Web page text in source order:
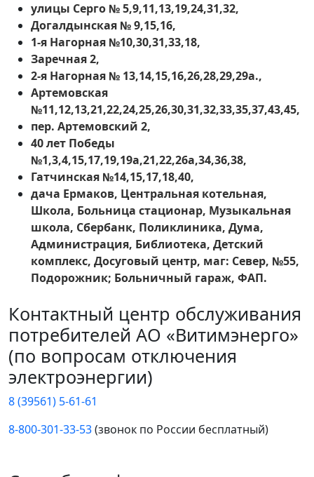
улицы Серго № 5,9,11,13,19,24,31,32,
Догалдынская № 9,15,16,
1-я Нагорная №10,30,31,33,18,
Заречная 2,
2-я Нагорная № 13,14,15,16,26,28,29,29а.,
Артемовская
№11,12,13,21,22,24,25,26,30,31,32,33,35,37,43,45,
пер. Артемовский 2,
40 лет Победы
№1,3,4,15,17,19,19а,21,22,26а,34,36,38,
Гатчинская №14,15,17,18,40,
дача Ермаков, Центральная котельная,
Школа, Больница стационар, Музыкальная
школа, Сбербанк, Поликлиника, Дума,
Администрация, Библиотека, Детский
комплекс, Досуговый центр, маг: Север, №55,
Подорожник; Больничный гараж, ФАП.
Контактный центр обслуживания
потребителей АО «Витимэнерго»
(по вопросам отключения
электроэнергии)
8 (39561) 5-61-61
8-800-301-33-53(звонок по России бесплатный)